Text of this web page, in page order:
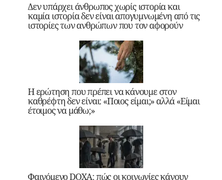
Δεν υπάρχει άνθρωπος χωρίς ιστορία και
καμία ιστορία δεν είναι απογυμνωμένη από τις
ιστορίες των ανθρώπων που τον αφορούν
Η ερώτηση που πρέπει να κάνουμε στον
καθρέφτη δεν είναι: «Ποιος είμαι;» αλλά «Είμαι
έτοιμος να μάθω;»
Φαινόμενο DOXA: πώς οι κοινωνίες κάνουν